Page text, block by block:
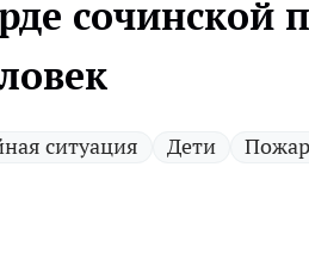
сочинской
ситуация Дети Пожар